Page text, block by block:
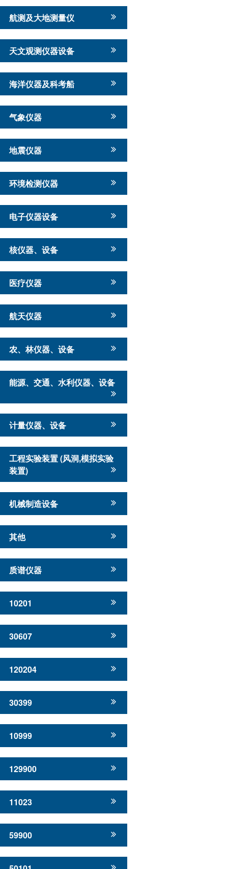
航测及大地测量仪
天文观测仪器设备
海洋仪器及科考船
气象仪器
地震仪器
环境检测仪器
电子仪器设备
核仪器、设备
医疗仪器
航天仪器
农、林仪器、设备
能源、交通、水利仪器、设备
计量仪器、设备
工程实验装置 (风洞,模拟实验
装置)
机械制造设备
其他
质谱仪器
10201
30607
120204
30399
10999
129900
11023
59900